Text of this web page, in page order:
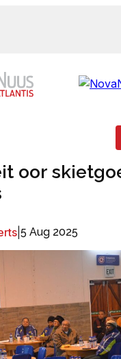
oor
5 Aug 2025